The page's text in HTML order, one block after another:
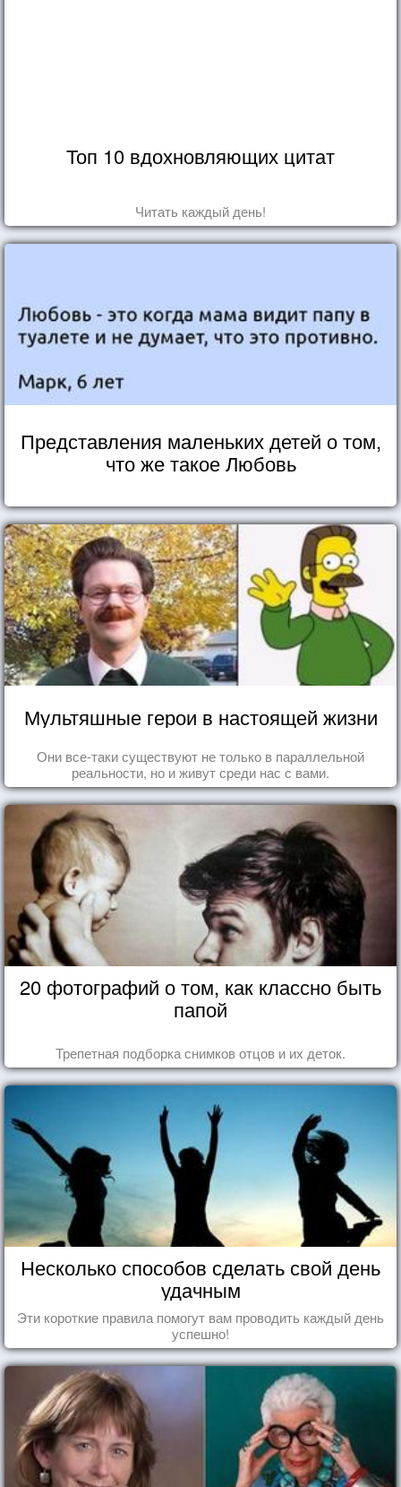
Топ 10 вдохновляющих цитат
Читать каждый день!
Представления маленьких детей о том,
что же такое Любовь
Мультяшные герои в настоящей жизни
Они все-таки существуют не только в параллельной
реальности, но и живут среди нас с вами.
20 фотографий о том, как классно быть
папой
Трепетная подборка снимков отцов и их деток.
Несколько способов сделать свой день
удачным
Эти короткие правила помогут вам проводить каждый день
успешно!